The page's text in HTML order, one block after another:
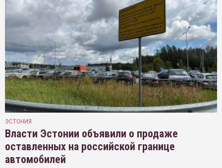
ЭСТОНИЯ
Власти Эстонии объявили о продаже
оставленных на российской границе
автомобилей